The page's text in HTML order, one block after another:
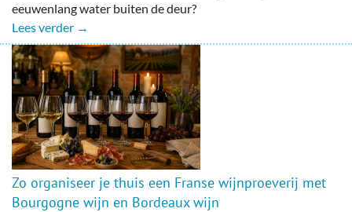
eeuwenlang water buiten de deur?
Lees verder →
Zo organiseer je thuis een Franse wijnproeverij met
Bourgogne wijn en Bordeaux wijn